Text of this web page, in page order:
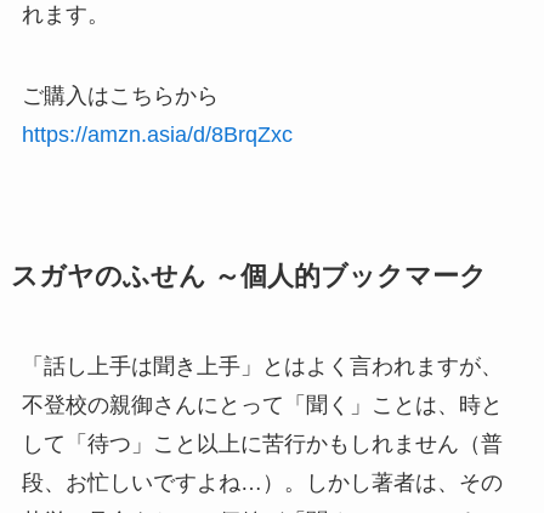
れます。
ご購入はこちらから
https://amzn.asia/d/8BrqZxc
スガヤのふせん ～個人的ブックマーク
「話し上手は聞き上手」とはよく言われますが、
不登校の親御さんにとって「聞く」ことは、時と
して「待つ」こと以上に苦行かもしれません（普
段、お忙しいですよね…）。しかし著者は、その